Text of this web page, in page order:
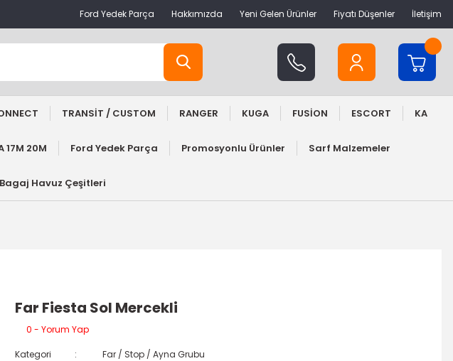
Ford Yedek Parça Hakkımızda Yeni Gelen Ürünler Fiyatı Düşenler İletişim
TRANSİT / CUSTOM RANGER KUGA FUSİON ESCORT KA
17M 20M Ford Yedek Parça Promosyonlu Ürünler Sarf Malzemeler
Havuz Çeşitleri
Far Fiesta Sol Mercekli
0 - Yorum Yap
Kategori
Far / Stop / Ayna Grubu